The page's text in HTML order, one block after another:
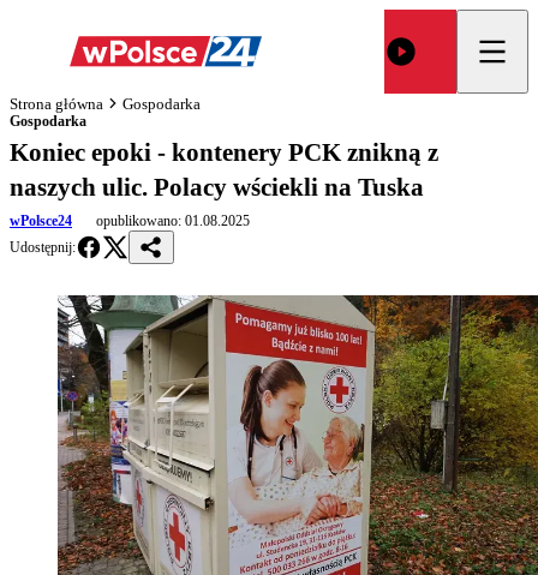
Strona główna Gospodarka
Gospodarka
Koniec epoki - kontenery PCK znikną z
naszych ulic. Polacy wściekli na Tuska
wPolsce24 opublikowano: 01.08.2025
Udostępnij: